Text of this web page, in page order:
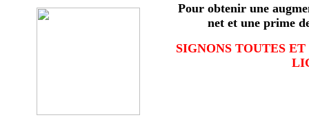
Pour obtenir une
net et une prime
SIGNONS TOUTES